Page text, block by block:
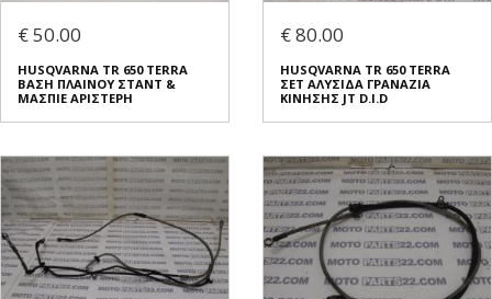
€ 50.00
HUSQVARNA TR 650 TERRA
ΒΑΣΗ ΠΛΑΙΝΟΥ ΣΤΑΝΤ &
ΜΑΣΠΙΕ ΑΡΙΣΤΕΡΗ
€ 80.00
HUSQVARNA TR 650 TERRA
ΣΕΤ ΑΛΥΣΙΔΑ ΓΡΑΝΑΖΙΑ
ΚΙΝΗΣΗΣ JT D.I.D